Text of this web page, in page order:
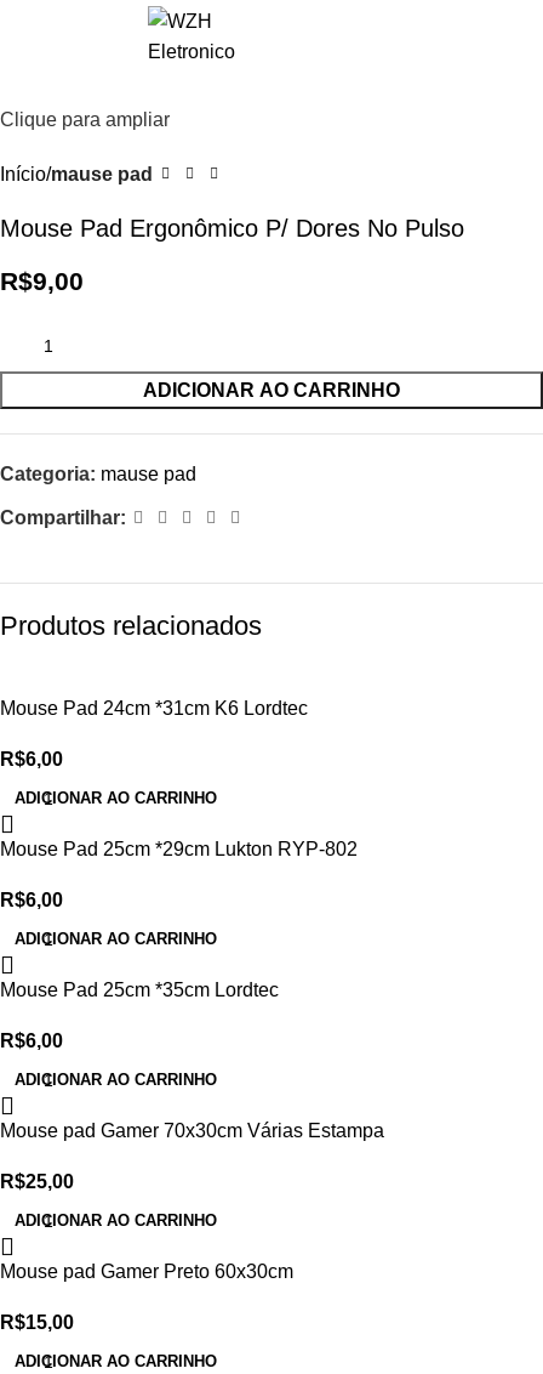
Clique para ampliar
Início mause pad
Mouse Pad Ergonômico P/ Dores No Pulso
R$9,00
ADICIONAR AO CARRINHO
Categoria: mause pad
Compartilhar:
Produtos relacionados
Mouse Pad 24cm *31cm K6 Lordtec
R$6,00
ADICIONAR AO CARRINHO
Mouse Pad 25cm *29cm Lukton RYP-802
R$6,00
ADICIONAR AO CARRINHO
Mouse Pad 25cm *35cm Lordtec
R$6,00
ADICIONAR AO CARRINHO
Mouse pad Gamer 70x30cm Várias Estampa
R$25,00
ADICIONAR AO CARRINHO
Mouse pad Gamer Preto 60x30cm
R$15,00
ADICIONAR AO CARRINHO